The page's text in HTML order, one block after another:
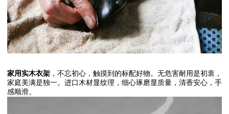
家用实木衣架 ，不忘初心，触摸到的标配好物。无危害耐用是初衷，
家庭美满是独一。进口木材显纹理，细心琢磨显质量，清香安心，手
感顺滑。